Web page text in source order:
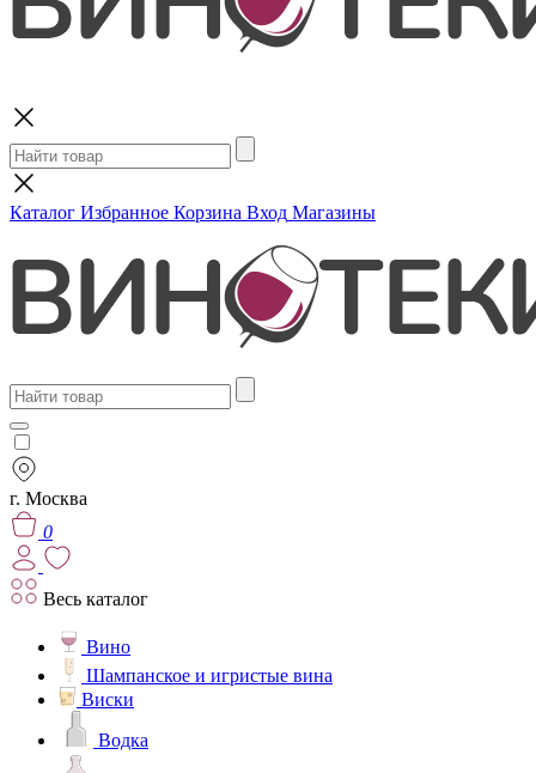
Каталог Избранное Корзина Вход Магазины
г. Москва
0
Весь каталог
Вино
Шампанское и игристые вина
Виски
Водка